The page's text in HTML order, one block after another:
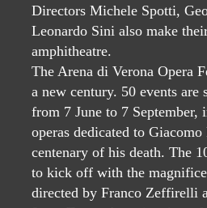
Directors Michele Spotti,
Leonardo Sini also make
amphitheatre.
The Arena di Verona Opera
a new century. 50 events are
from 7 June to 7 September,
operas dedicated to
centenary of his death. The
to kick off with the
directed by Franco Zeffirelli